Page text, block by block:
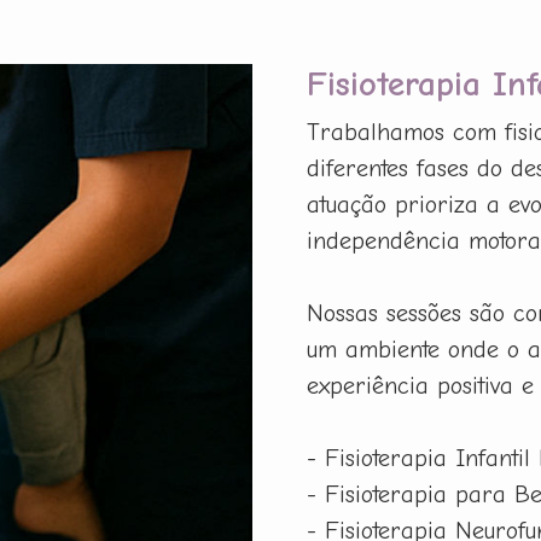
Fisioterapia
Trabalhamos com
diferentes fases do
atuação prioriza a
independência
Nossas sessões são
um ambiente onde o
experiência positiva
- Fisioterapia Infantil
- Fisioterapia para
- Fisioterapia